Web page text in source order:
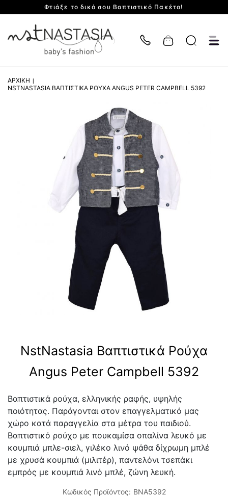
Φτιάξε το δικό σου Βαπτιστικό Πακέτο!
Cart
ΑΡΧΙΚΉ
NSTNASTASIA ΒΑΠΤΙΣΤΙΚΆ ΡΟΎΧΑ ANGUS PETER CAMPBELL 5392
NstNastasia Βαπτιστικά Ρούχα
Angus Peter Campbell 5392
Βαπτιστικά ρούχα, ελληνικής ραφής, υψηλής
ποιότητας. Παράγονται στον επαγγελματικό μας
χώρο κατά παραγγελία στα μέτρα του παιδιού.
Βαπτιστικό ρούχο με πουκαμίσα οπαλίνα λευκό με
κουμπιά μπλε-σιελ, γιλέκο λινό ψάθα δίχρωμη μπλέ
με χρυσά κουμπιά (μιλιτέρ), παντελόνι τσεπάκι
εμπρός με κουμπιά λινό μπλέ, ζώνη λευκή.
Κωδικός Προϊόντος: BNA5392